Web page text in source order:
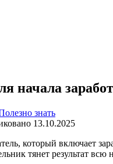
начала
знать
13.10.2025
который включает
тянет результат